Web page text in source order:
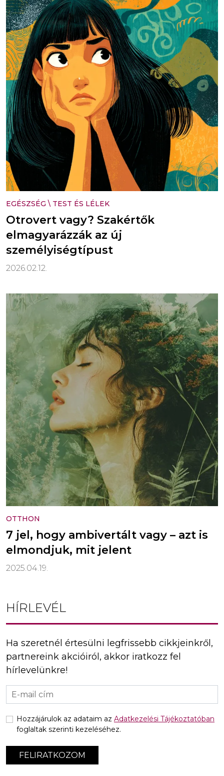
EGÉSZSÉG \ TEST ÉS LÉLEK
Otrovert vagy? Szakértők
elmagyarázzák az új
személyiségtípust
2026.02.12.
OTTHON
7 jel, hogy ambivertált vagy – azt is
elmondjuk, mit jelent
2025.04.19.
HÍRLEVÉL
Ha szeretnél értesülni legfrissebb cikkjeinkről,
partnereink akcióiról, akkor iratkozz fel
hírlevelünkre!
FELIRATKOZOM
Hozzájárulok az adataim az Adatkezelési Tájékoztatóban
foglaltak szerinti kezeléséhez.